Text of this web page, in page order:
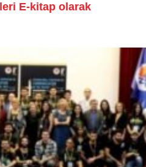
E-kitap olarak